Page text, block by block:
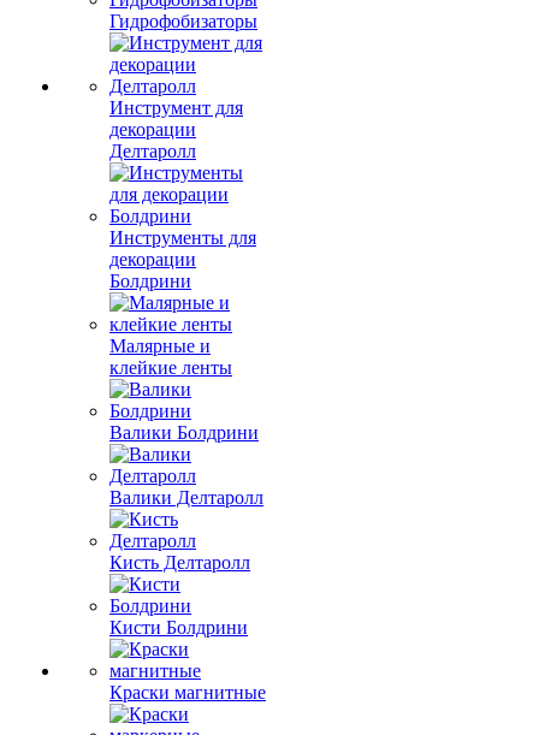
Гидрофобизаторы
Инструмент для
декорации
Делтаролл
Инструменты для
декорации
Болдрини
Малярные и
клейкие ленты
Валики Болдрини
Валики Делтаролл
Кисть Делтаролл
Кисти Болдрини
Краски магнитные